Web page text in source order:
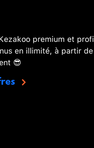
premium et
en illimité, à partir de
😎